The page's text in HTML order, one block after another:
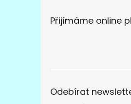
Přijímáme online
Odebírat